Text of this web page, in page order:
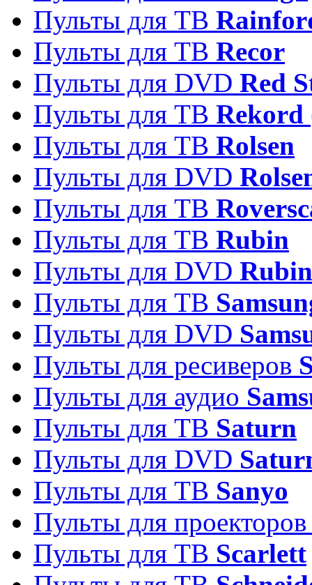
Пульты для ТВ
Пульты для ТВ Recor
Пульты для DVD Red
Пульты для ТВ Rekord
Пульты для ТВ Rolsen
Пульты для DVD
Пульты для ТВ
Пульты для ТВ Rubin
Пульты для DVD Rubin
Пульты для ТВ
Пульты для DVD
Пульты для ресиверов
Пульты для аудио
Пульты для ТВ Saturn
Пульты для DVD
Пульты для ТВ Sanyo
Пульты для
Пульты для ТВ Scarlett